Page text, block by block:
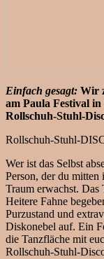
Einfach gesagt: Wir
am Paula Festival in
Rollschuh-Stuhl-
Rollschuh-Stuhl-
Wer ist das Selbst
Person, der du mitten
Traum erwachst. Das
Heitere Fahne
Purzustand und
Diskonebel auf. Ein
die Tanzfläche mit
Rollschuh-Stuhl-